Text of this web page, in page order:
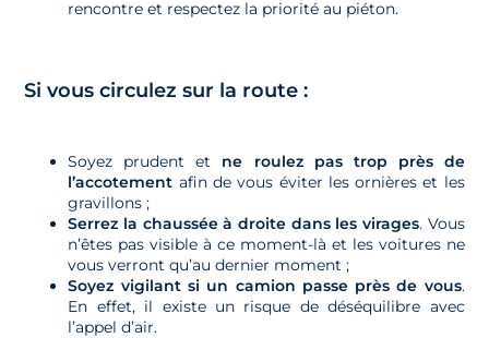
rencontre et respectez la priorité au piéton.
Si vous circulez sur la route :
Soyez prudent et ne roulez pas trop près de
l’accotement afin de vous éviter les ornières et les
gravillons ;
Serrez la chaussée à droite dans les virages. Vous
n’êtes pas visible à ce moment-là et les voitures ne
vous verront qu’au dernier moment ;
Soyez vigilant si un camion passe près de vous.
En effet, il existe un risque de déséquilibre avec
l’appel d’air.